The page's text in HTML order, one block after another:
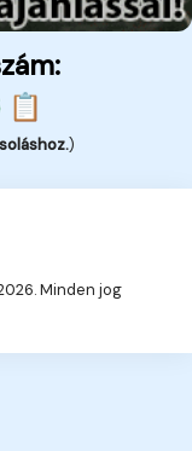
📋
)
Minden jog